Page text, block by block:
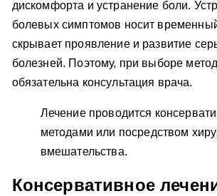
дискомфорта и устранение боли.
болевых симптомов носит
скрывает проявление и развитие
болезней. Поэтому, при выборе
обязательна консультация врача.
Лечение проводится
методами или посредством
вмешательства.
Консервативное